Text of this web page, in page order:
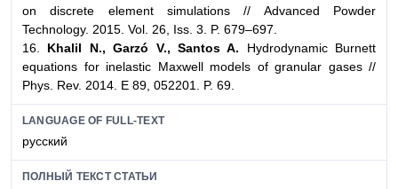
on discrete element simulations // Advanced Powder
Technology. 2015. Vol. 26, Iss. 3. P. 679–697.
16. Khalil N., Garzó V., Santos A. Hydrodynamic Burnett
equations for inelastic Maxwell models of granular gases //
Phys. Rev. 2014. E 89, 052201. P. 69.
LANGUAGE OF FULL-TEXT
русский
ПОЛНЫЙ ТЕКСТ СТАТЬИ